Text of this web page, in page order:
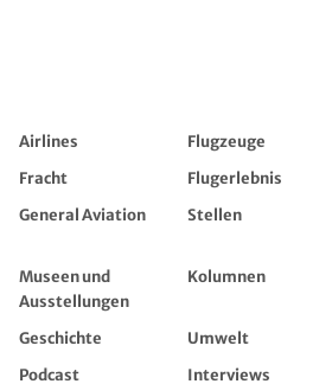
Airlines Flugzeuge
Fracht
Flugerlebnis
General Aviation
Stellen
Museen und
Ausstellungen
Kolumnen
Geschichte Umwelt
Podcast
Interviews